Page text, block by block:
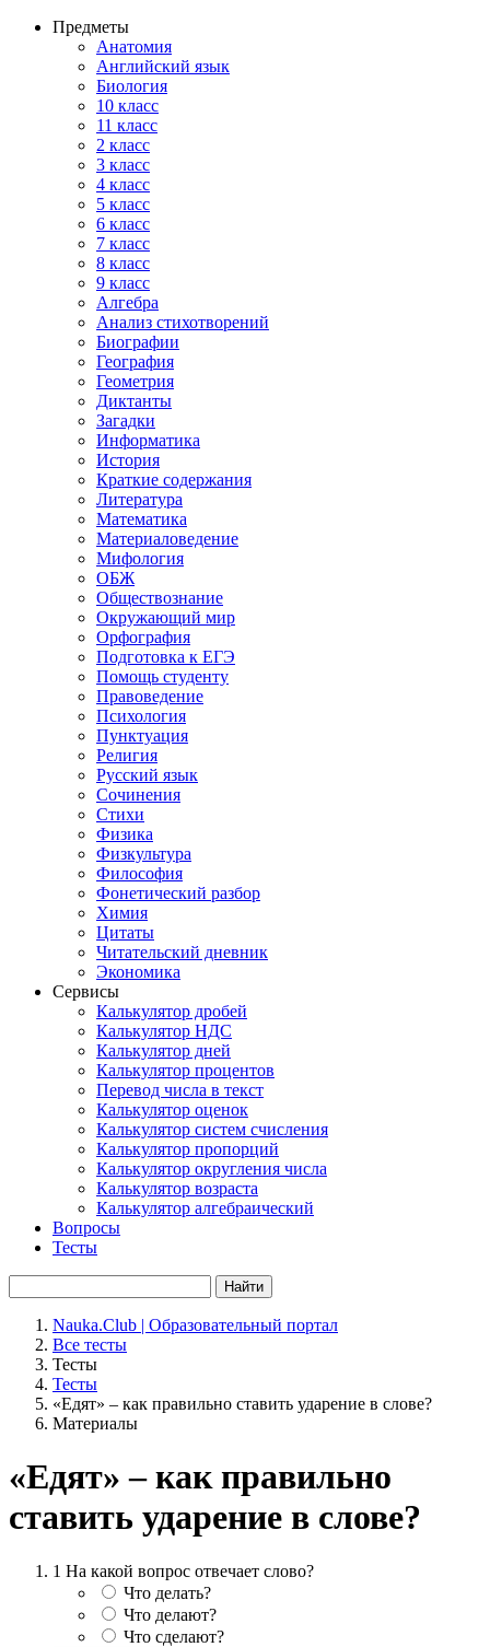
Предметы
Анатомия
Английский язык
Биология
10 класс
11 класс
2 класс
3 класс
4 класс
5 класс
6 класс
7 класс
8 класс
9 класс
Алгебра
Анализ стихотворений
Биографии
География
Геометрия
Диктанты
Загадки
Информатика
История
Краткие содержания
Литература
Математика
Материаловедение
Мифология
ОБЖ
Обществознание
Окружающий мир
Орфография
Подготовка к ЕГЭ
Помощь студенту
Правоведение
Психология
Пунктуация
Религия
Русский язык
Сочинения
Стихи
Физика
Физкультура
Философия
Фонетический разбор
Химия
Цитаты
Читательский дневник
Экономика
Сервисы
Калькулятор дробей
Калькулятор НДС
Калькулятор дней
Калькулятор процентов
Перевод числа в текст
Калькулятор оценок
Калькулятор систем счисления
Калькулятор пропорций
Калькулятор округления числа
Калькулятор возраста
Калькулятор алгебраический
Вопросы
Тесты
Найти
Nauka.Club | Образовательный портал
Все тесты
Тесты
Тесты
«Едят» – как правильно ставить ударение в слове?
Материалы
«Едят» – как правильно
ставить ударение в слове?
1 На какой вопрос отвечает слово?
Что делать?
Что делают?
Что сделают?